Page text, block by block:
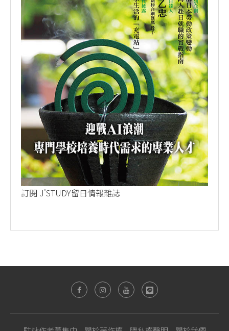
訂閱 J'STUDY留日情報雜誌